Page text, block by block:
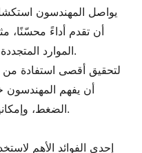
يواصل المهندسون
أن تقدم أداءً محسّنًا،
الموارد المتجددة، التي توفر أيضًا خيارًا صديقًا للبيئة.
لتحقيق أقصى استفادة من
أن يفهم المهندسون
الضغط، وإمكانيات تطبيقها في مختلف القطاعات.
إحدى الفوائد الأهم